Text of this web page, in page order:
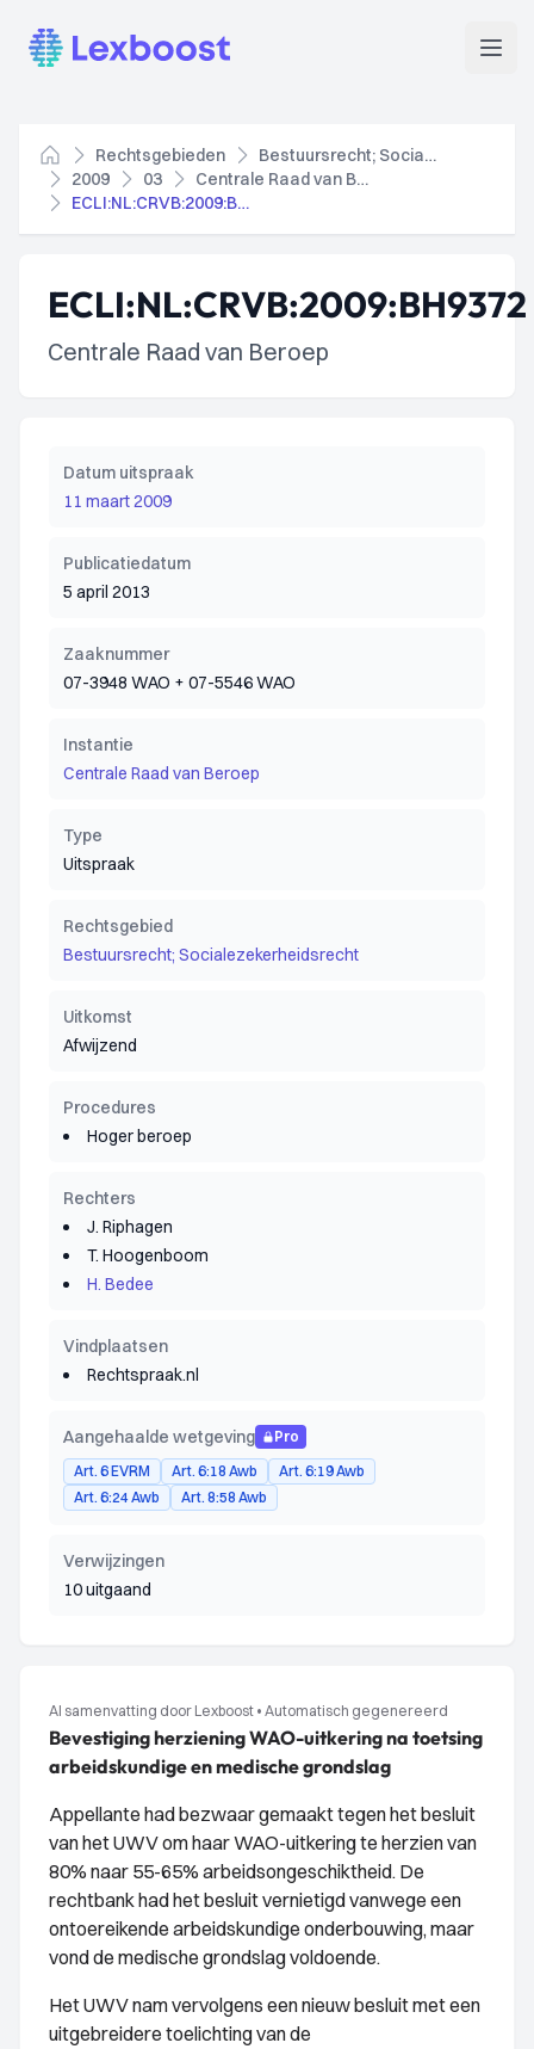
Lexboost
Home
Rechtsgebieden
Bestuursrecht; Socialezekerheidsrecht
2009
03
Centrale Raad van Beroep
ECLI:NL:CRVB:2009:BH9372
ECLI:NL:CRVB:2009:BH9372
Centrale Raad van Beroep
Datum uitspraak
11 maart 2009
Publicatiedatum
5 april 2013
Zaaknummer
07-3948 WAO + 07-5546 WAO
Instantie
Centrale Raad van Beroep
Type
Uitspraak
Rechtsgebied
Bestuursrecht; Socialezekerheidsrecht
Uitkomst
Afwijzend
Procedures
Hoger beroep
Rechters
J. Riphagen
T. Hoogenboom
H. Bedee
Vindplaatsen
Rechtspraak.nl
Aangehaalde wetgeving
Pro
Art. 6 EVRM
Art. 6:18 Awb
Art. 6:19 Awb
Art. 6:24 Awb
Art. 8:58 Awb
Verwijzingen
10 uitgaand
AI samenvatting door Lexboost • Automatisch gegenereerd
Bevestiging herziening WAO-uitkering na toetsing
arbeidskundige en medische grondslag
Appellante had bezwaar gemaakt tegen het besluit
van het UWV om haar WAO-uitkering te herzien van
80% naar 55-65% arbeidsongeschiktheid. De
rechtbank had het besluit vernietigd vanwege een
ontoereikende arbeidskundige onderbouwing, maar
vond de medische grondslag voldoende.
Het UWV nam vervolgens een nieuw besluit met een
uitgebreidere toelichting van de